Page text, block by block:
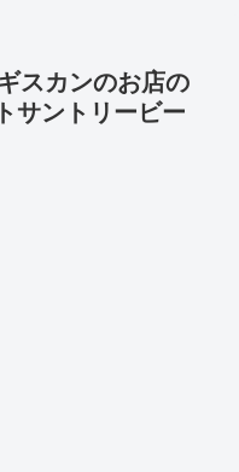
スカンのお店の
サントリービー